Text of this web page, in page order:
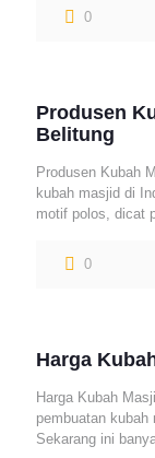
0
Produsen
Belitung
Produsen Kubah
kubah masjid di
motif polos, dicat
0
Harga
Harga Kubah
pembuatan
Sekarang ini